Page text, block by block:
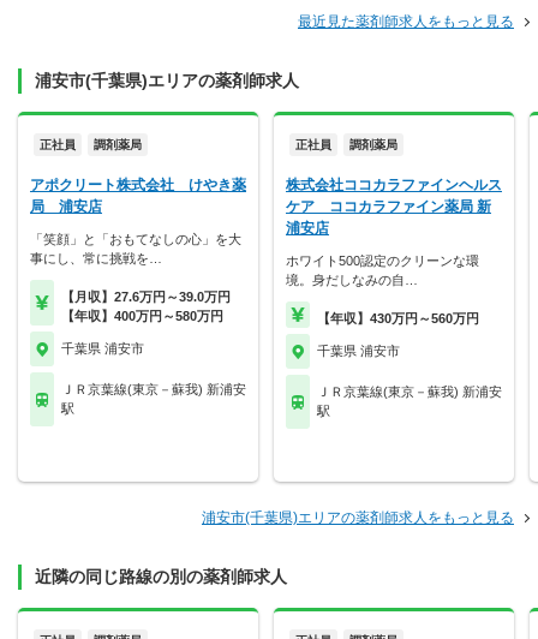
最近見た薬剤師求人をもっと見る
浦安市(千葉県)エリアの薬剤師求人
正社員 調剤薬局
アポクリート株式会社 けやき薬
局 浦安店
「笑顔」と「おもてなしの心」を大
事にし、常に挑戦を…
【月収】27.6万円～39.0万円
【年収】400万円～580万円
千葉県 浦安市
ＪＲ京葉線(東京－蘇我) 新浦安
駅
正社員 調剤薬局
株式会社ココカラファインヘルス
ケア ココカラファイン薬局 新
浦安店
ホワイト500認定のクリーンな環
境。身だしなみの自…
【年収】430万円～560万円
千葉県 浦安市
ＪＲ京葉線(東京－蘇我) 新浦安
駅
浦安市(千葉県)エリアの薬剤師求人をもっと見る
近隣の同じ路線の別の薬剤師求人